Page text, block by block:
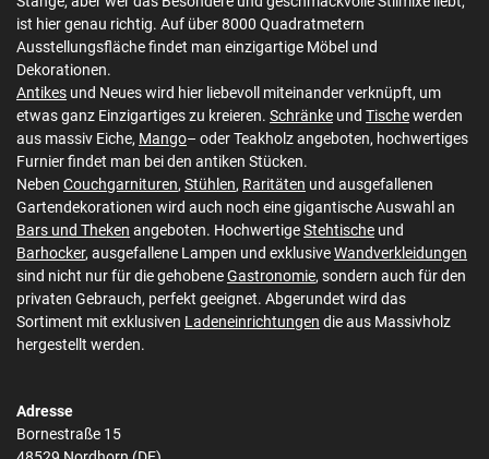
ist hier genau richtig. Auf über 8000 Quadratmetern
Ausstellungsfläche findet man einzigartige Möbel und
Dekorationen.
Antikes und Neues wird hier liebevoll miteinander verknüpft, um
etwas ganz Einzigartiges zu kreieren. Schränke und Tischewerden
aus massiv Eiche, Mango– oder Teakholz angeboten, hochwertiges
Furnier findet man bei den antiken Stücken.
Neben Couchgarnituren, Stühlen, Raritäten und ausgefallenen
Gartendekorationen wird auch noch eine gigantische Auswahl an
Bars und Theken angeboten. HochwertigeStehtische und
Barhocker, ausgefallene Lampen und exklusiveWandverkleidungen
sind nicht nur für die gehobeneGastronomie, sondern auch für den
privaten Gebrauch, perfekt geeignet. Abgerundet wird das
Sortiment mit exklusiven Ladeneinrichtungen die aus Massivholz
hergestellt werden.
Adresse
Bornestraße 15